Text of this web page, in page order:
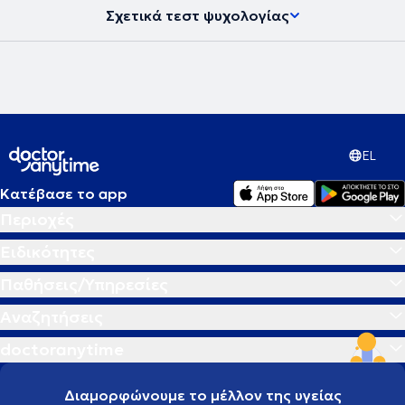
Σχετικά τεστ ψυχολογίας
EL
Κατέβασε το app
Διαμορφώνουμε το μέλλον της υγείας